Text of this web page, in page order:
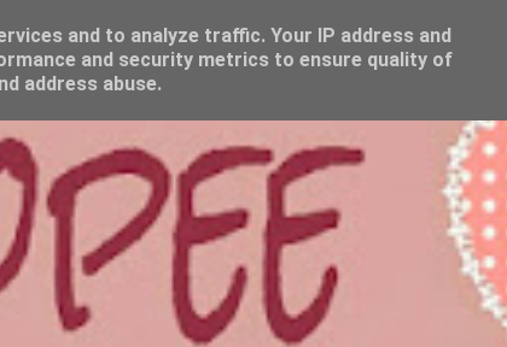
and to analyze traffic. Your IP address and
and security metrics to ensure quality of
address abuse.